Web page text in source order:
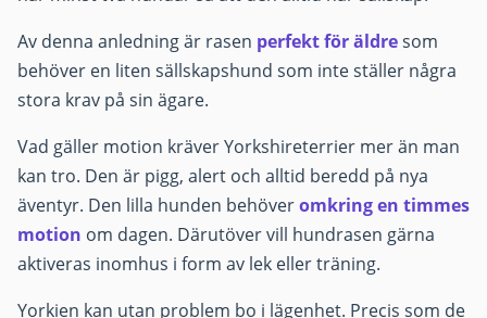
Av denna anledning är rasen perfekt för äldresom
behöver en liten sällskapshund som inte ställer några
stora krav på sin ägare.
Vad gäller motion kräver Yorkshireterrier mer än man
kan tro. Den är pigg, alert och alltid beredd på nya
äventyr. Den lilla hunden behöveromkring en timmes
motion om dagen. Därutöver vill hundrasen gärna
aktiveras inomhus i form av lek eller träning.
Yorkien kan utan problem bo i lägenhet. Precis som de